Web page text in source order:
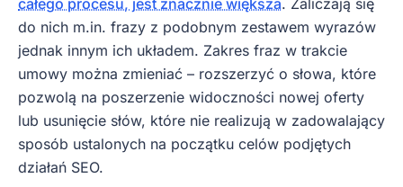
do nich m.in. frazy z podobnym zestawem wyrazów
jednak innym ich układem. Zakres fraz w trakcie
umowy można zmieniać – rozszerzyć o słowa, które
pozwolą na poszerzenie widoczności nowej oferty
lub usunięcie słów, które nie realizują w zadowalający
sposób ustalonych na początku celów podjętych
działań SEO.